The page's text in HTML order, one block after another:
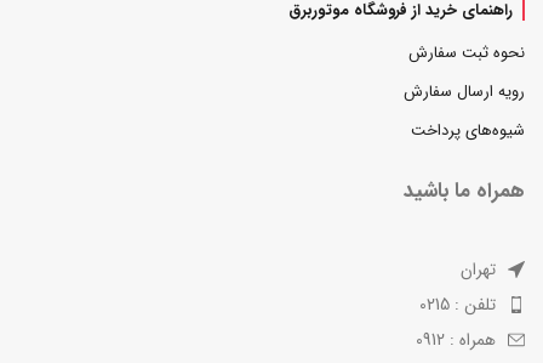
راهنمای خرید از فروشگاه موتوربرق
نحوه ثبت سفارش
رویه ارسال سفارش
شیوه‌های پرداخت
همراه ما باشید
تهران
تلفن : 0215
همراه : 0912